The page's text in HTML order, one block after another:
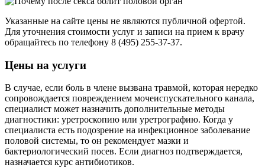
Указанные на сайте цены не являются публичной офертой.
Для уточнения стоимости услуг и записи на прием к врачу
обращайтесь по телефону 8 (495) 255-37-37.
Цены на услуги
В случае, если боль в члене вызвана травмой, которая нередко
сопровождается повреждением мочеиспускательного канала,
специалист может назначить дополнительные методы
диагностики: уретроскопию или уретрографию. Когда у
специалиста есть подозрение на инфекционное заболевание
половой системы, то он рекомендует мазки и
бактериологический посев. Если диагноз подтверждается,
назначается курс антибиотиков.